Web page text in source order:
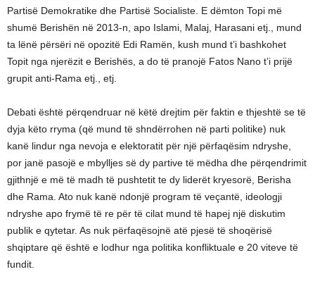
Partisë Demokratike dhe Partisë Socialiste. E dëmton Topi më
shumë Berishën në 2013-n, apo Islami, Malaj, Harasani etj., mund
ta lënë përsëri në opozitë Edi Ramën, kush mund t’i bashkohet
Topit nga njerëzit e Berishës, a do të pranojë Fatos Nano t’i prijë
grupit anti-Rama etj., etj.
Debati është përqendruar në këtë drejtim për faktin e thjeshtë se të
dyja këto rryma (që mund të shndërrohen në parti politike) nuk
kanë lindur nga nevoja e elektoratit për një përfaqësim ndryshe,
por janë pasojë e mbylljes së dy partive të mëdha dhe përqendrimit
gjithnjë e më të madh të pushtetit te dy liderët kryesorë, Berisha
dhe Rama. Ato nuk kanë ndonjë program të veçantë, ideologji
ndryshe apo frymë të re për të cilat mund të hapej një diskutim
publik e qytetar. As nuk përfaqësojnë atë pjesë të shoqërisë
shqiptare që është e lodhur nga politika konfliktuale e 20 viteve të
fundit.